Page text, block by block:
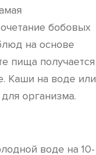
бобовых
на основе
пища получается
Каши на воде или
организма.
воде на 10-